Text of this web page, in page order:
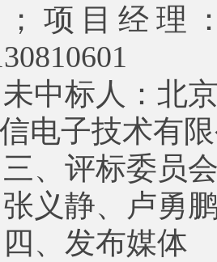
；项目经理
未中标人：北
电子技术有
三、评标委员
张义静、卢勇
四、发布媒体